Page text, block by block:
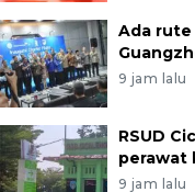
Ada rute
9 jam lalu
RSUD
perawat
9 jam lalu